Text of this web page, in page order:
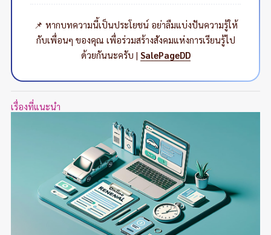
📌 หากบทความนี้เป็นประโยชน์ อย่าลืมแบ่งปันความรู้ให้
กับเพื่อนๆ ของคุณ เพื่อร่วมสร้างสังคมแห่งการเรียนรู้ไป
ด้วยกันนะครับ | SalePageDD
เรื่องที่แนะนำ